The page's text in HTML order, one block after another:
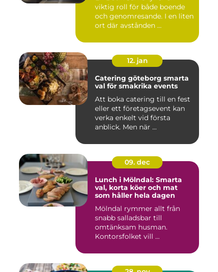
viktig roll för både boende
och genomresande. I en liten
ort där avstånden ...
12. jan
Catering göteborg smarta
val för smakrika events
Att boka catering till en fest
eller ett företagsevent kan
verka enkelt vid första
anblick. Men när ...
09. dec
Lunch i Mölndal: Smarta
val, korta köer och mat
som håller hela dagen
Mölndal rymmer allt från
snabb salladsbar till
omtänksam husman.
Kontorsfolket vill ...